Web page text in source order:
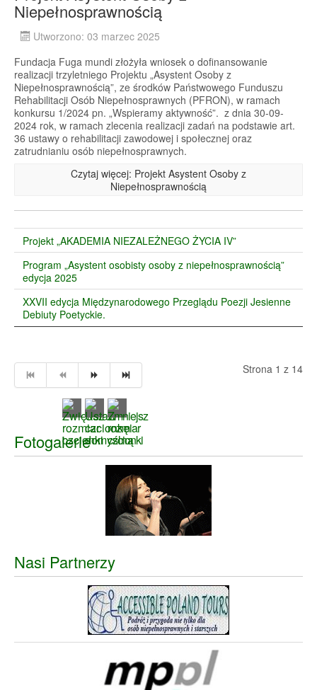
Niepełnosprawnością
Utworzono: 03 marzec 2025
Fundacja Fuga mundi złożyła wniosek o dofinansowanie
realizacji trzyletniego Projektu „Asystent Osoby z
Niepełnosprawnością”, ze środków Państwowego Funduszu
Rehabilitacji Osób Niepełnosprawnych (PFRON), w ramach
konkursu 1/2024 pn. „Wspieramy aktywność”. z dnia 30-09-
2024 rok, w ramach zlecenia realizacji zadań na podstawie art.
36 ustawy o rehabilitacji zawodowej i społecznej oraz
zatrudnianiu osób niepełnosprawnych.
Czytaj więcej: Projekt Asystent Osoby z
Niepełnosprawnością
Projekt „AKADEMIA NIEZALEŻNEGO ŻYCIA IV”
Program „Asystent osobisty osoby z niepełnosprawnością”
edycja 2025
XXVII edycja Międzynarodowego Przeglądu Poezji Jesienne
Debiuty Poetyckie.
Strona 1 z 14
Fotogalerie
Nasi Partnerzy